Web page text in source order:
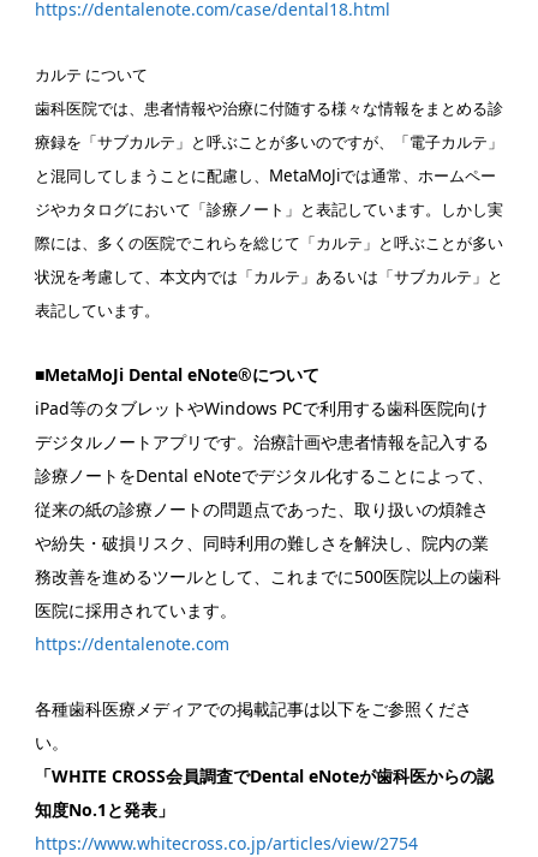
https://dentalenote.com/case/dental18.html
カルテ について
歯科医院では、患者情報や治療に付随する様々な情報をまとめる診
療録を「サブカルテ」と呼ぶことが多いのですが、「電子カルテ」
と混同してしまうことに配慮し、MetaMoJiでは通常、ホームペー
ジやカタログにおいて「診療ノート」と表記しています。しかし実
際には、多くの医院でこれらを総じて「カルテ」と呼ぶことが多い
状況を考慮して、本文内では「カルテ」あるいは「サブカルテ」と
表記しています。
■MetaMoJi Dental eNote®について
iPad等のタブレットやWindows PCで利用する歯科医院向け
デジタルノートアプリです。治療計画や患者情報を記入する
診療ノートをDental eNoteでデジタル化することによって、
従来の紙の診療ノートの問題点であった、取り扱いの煩雑さ
や紛失・破損リスク、同時利用の難しさを解決し、院内の業
務改善を進めるツールとして、これまでに500医院以上の歯科
医院に採用されています。
https://dentalenote.com
各種歯科医療メディアでの掲載記事は以下をご参照くださ
い。
「WHITE CROSS会員調査でDental eNoteが歯科医からの認
知度No.1と発表」
https://www.whitecross.co.jp/articles/view/2754